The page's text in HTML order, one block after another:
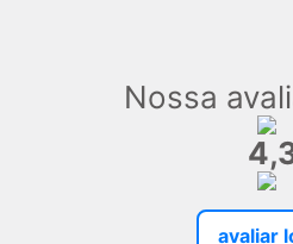
Nossa
avaliar